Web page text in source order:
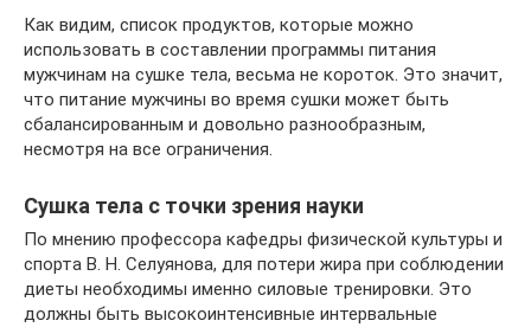
Как видим, список продуктов, которые можно
использовать в составлении программы питания
мужчинам на сушке тела, весьма не короток. Это значит,
что питание мужчины во время сушки может быть
сбалансированным и довольно разнообразным,
несмотря на все ограничения.
Сушка тела с точки зрения науки
По мнению профессора кафедры физической культуры и
спорта В. Н. Селуянова, для потери жира при соблюдении
диеты необходимы именно силовые тренировки. Это
должны быть высокоинтенсивные интервальные